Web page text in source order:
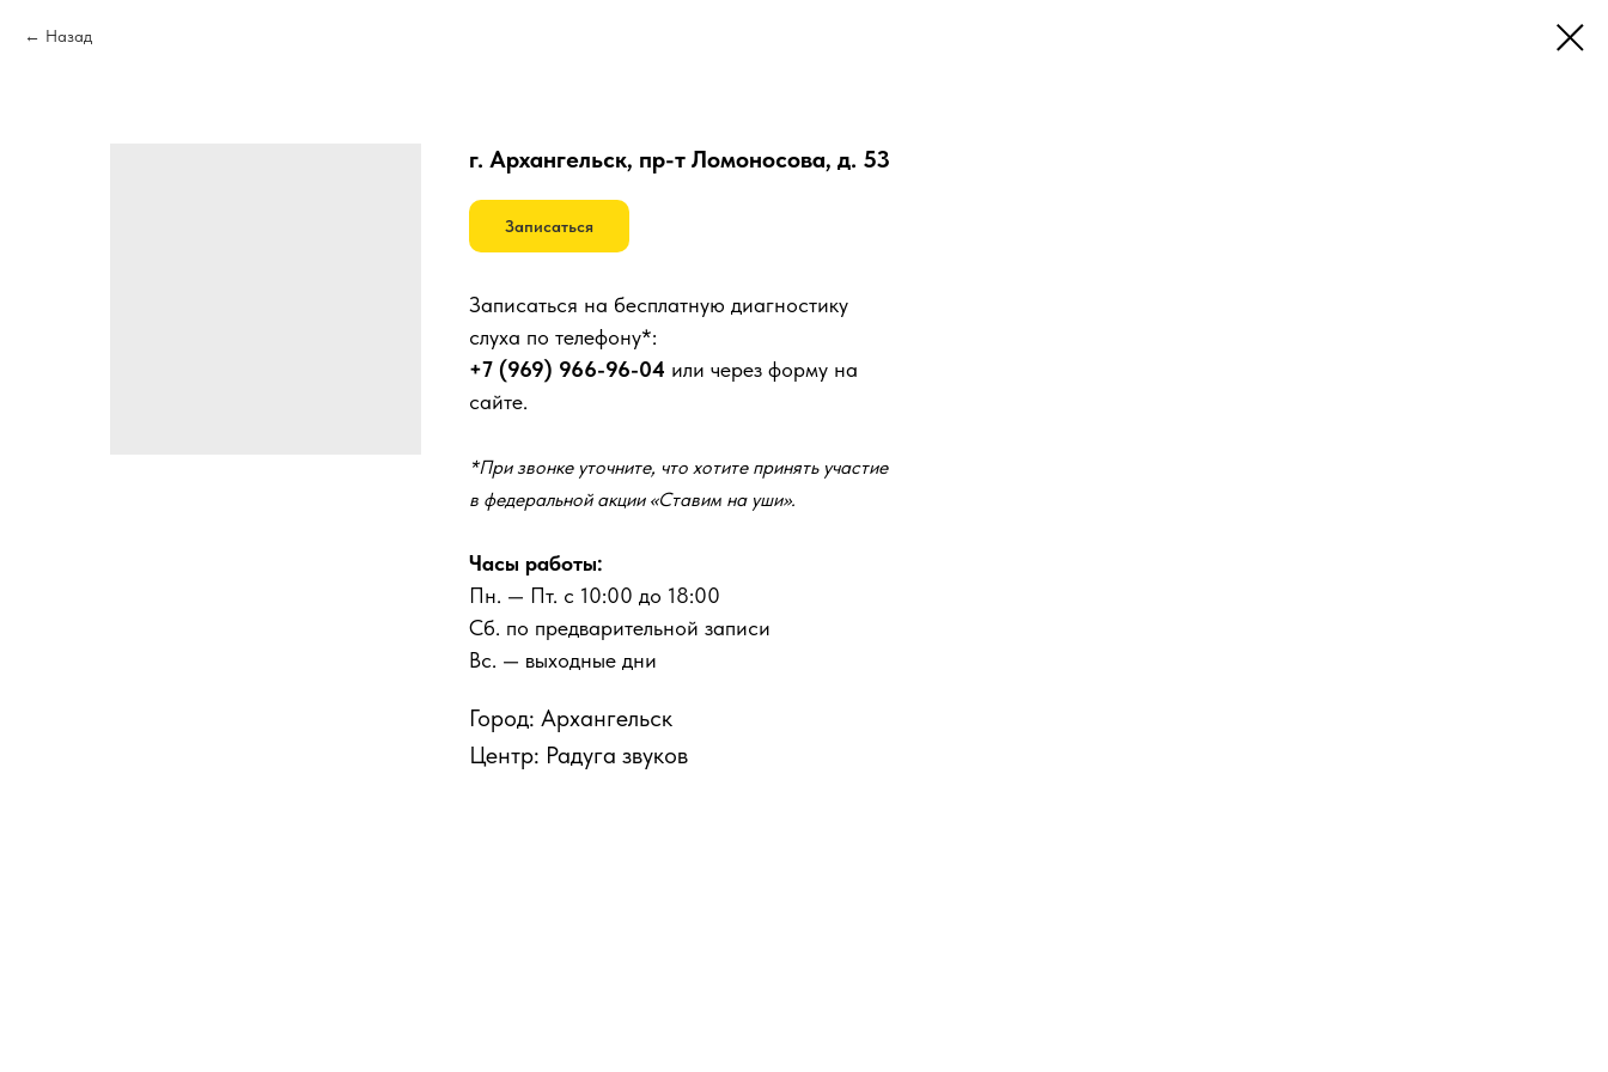
Назад
г. Архангельск, пр-т Ломоносова, д. 53
Записаться
Записаться на бесплатную диагностику
слуха по телефону*:
+7 (969) 966-96-04 или через форму на
сайте.
*При звонке уточните, что хотите принять участие
в федеральной акции «Ставим на уши».
Часы работы:
Пн. — Пт. с 10:00 до 18:00
Сб. по предварительной записи
Вс. — выходные дни
Город: Архангельск
Центр: Радуга звуков